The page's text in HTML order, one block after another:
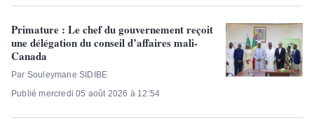
Primature : Le chef du gouvernement reçoit
une délégation du conseil d’affaires mali-
Canada
Par Souleymane SIDIBE
Publié mercredi 05 août 2026 à 12:54